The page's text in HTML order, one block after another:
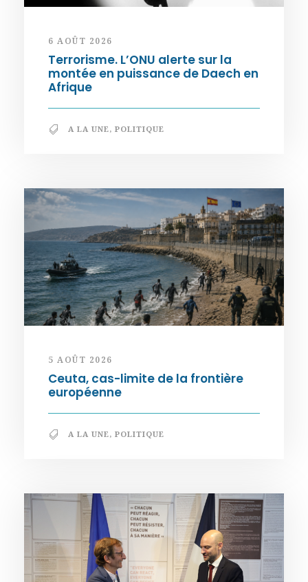
6 AOÛT 2026
Terrorisme. L’ONU alerte sur la
montée en puissance de Daech en
Afrique
A LA UNE, POLITIQUE
5 AOÛT 2026
Ceuta, cas-limite de la frontière
européenne
A LA UNE, POLITIQUE